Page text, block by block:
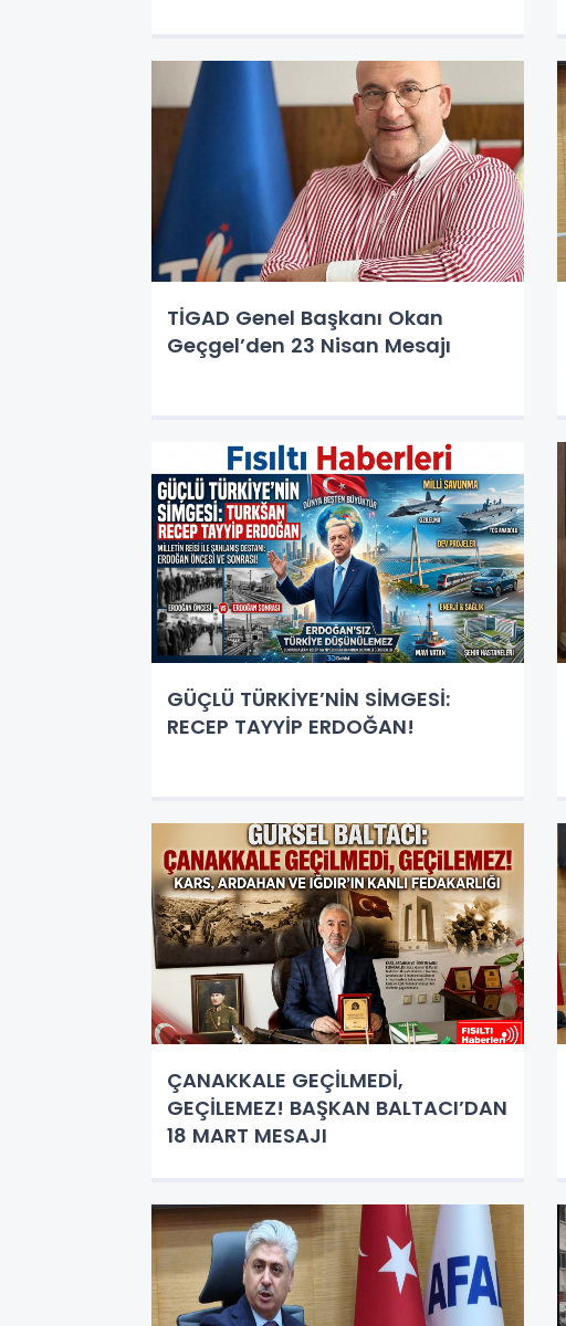
TİGAD Genel Başkanı Okan
Geçgel’den 23 Nisan Mesajı
GÜÇLÜ TÜRKİYE’NİN SİMGESİ:
RECEP TAYYİP ERDOĞAN!
ÇANAKKALE GEÇİLMEDİ,
GEÇİLEMEZ! BAŞKAN BALTACI’DAN
18 MART MESAJI